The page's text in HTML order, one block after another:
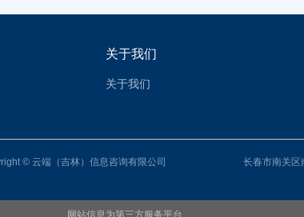
关于我们
关于我们
© 云端（吉林）信息咨询有限公司 长春市南关
网站信息为第三方服务平台